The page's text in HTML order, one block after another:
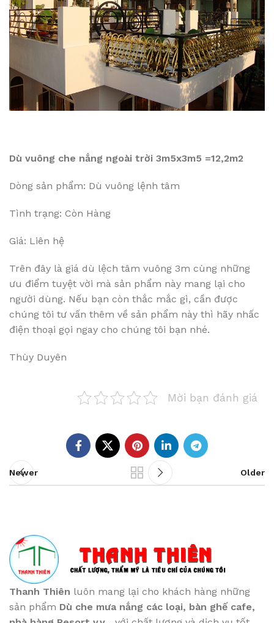
Dù vuông che nắng ngoài trời 3m5x3m5 =12,2m2
Dòng sản phẩm: Dù vuông lệnh tâm
Tình trạng: Còn Hàng
Giá: Liên hệ
Trên đây là giá dù lệch tâm vuông 3m cùng những
ưu điểm tuyệt vời mà sản phẩm này mang lại cho
người dùng. Nếu bạn còn thắc mắc gì, cần được
chúng tôi tư vấn thêm về sản phẩm này thì hãy nhấc
điện thoại gọi ngay cho chúng tôi bạn nhé.
Thùy Duyên
Mời bạn đánh giá
Newer Older
Thanh Thiên luôn mang lại cho khách hàng những
sản phẩm Dù che mưa nắng các loại, bàn ghế cafe,